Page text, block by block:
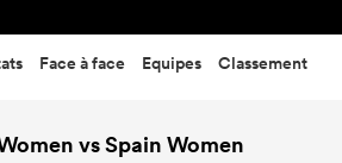
Face à face Equipes Classement
vs Spain Women